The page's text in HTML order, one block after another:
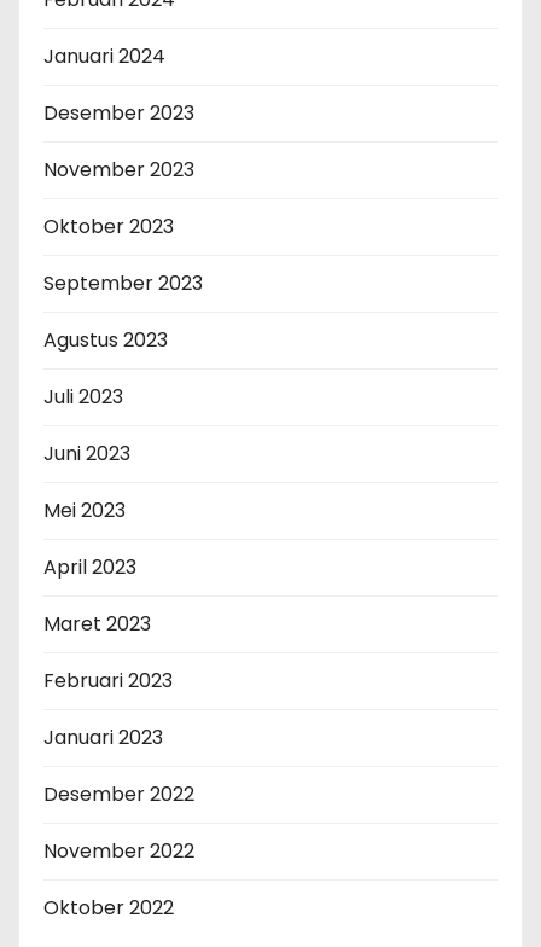
Januari 2024
Desember 2023
November 2023
Oktober 2023
September 2023
Agustus 2023
Juli 2023
Juni 2023
Mei 2023
April 2023
Maret 2023
Februari 2023
Januari 2023
Desember 2022
November 2022
Oktober 2022